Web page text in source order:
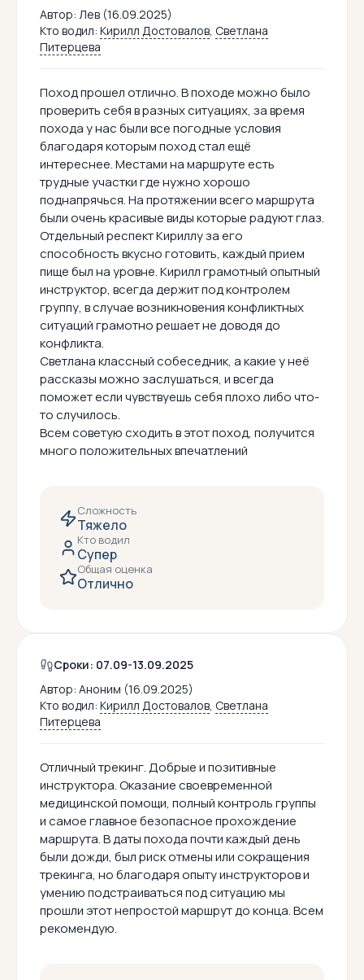
Автор: Лев (16.09.2025)
Кто водил: Кирилл Достовалов, Светлана
Питерцева
Поход прошел отлично. В походе можно было
проверить себя в разных ситуациях, за время
похода у нас были все погодные условия
благодаря которым поход стал ещё
интереснее. Местами на маршруте есть
трудные участки где нужно хорошо
поднапрячься. На протяжении всего маршрута
были очень красивые виды которые радуют глаз.
Отдельный респект Кириллу за его
способность вкусно готовить, каждый прием
пище был на уровне. Кирилл грамотный опытный
инструктор, всегда держит под контролем
группу, в случае возникновения конфликтных
ситуаций грамотно решает не доводя до
конфликта.
Светлана классный собеседник, а какие у неё
рассказы можно заслушаться, и всегда
поможет если чувствуешь себя плохо либо что-
то случилось.
Всем советую сходить в этот поход, получится
много положительных впечатлений
Сложность
Тяжело
Кто водил
Супер
Общая оценка
Отлично
Сроки: 07.09-13.09.2025
Автор: Аноним (16.09.2025)
Кто водил: Кирилл Достовалов, Светлана
Питерцева
Отличный трекинг. Добрые и позитивные
инструктора. Оказание своевременной
медицинской помощи, полный контроль группы
и самое главное безопасное прохождение
маршрута. В даты похода почти каждый день
были дожди, был риск отмены или сокращения
трекинга, но благодаря опыту инструкторов и
умению подстраиваться под ситуацию мы
прошли этот непростой маршрут до конца. Всем
рекомендую.